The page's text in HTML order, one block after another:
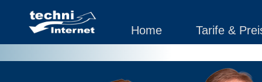
Home Tarife &